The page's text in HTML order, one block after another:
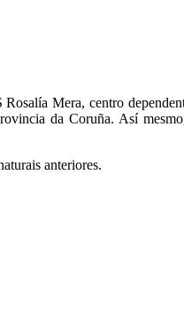
Mera, centro
da Coruña. Así
anteriores.